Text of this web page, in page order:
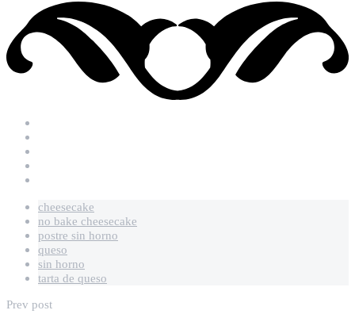
cheesecake
no bake cheesecake
postre sin horno
queso
sin horno
tarta de queso
Prev post